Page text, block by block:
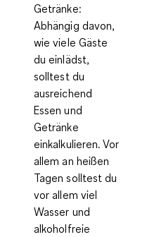
Getränke:
Abhängig davon,
wie viele Gäste
du einlädst,
solltest du
ausreichend
Essen und
Getränke
einkalkulieren. Vor
allem an heißen
Tagen solltest du
vor allem viel
Wasser und
alkoholfreie